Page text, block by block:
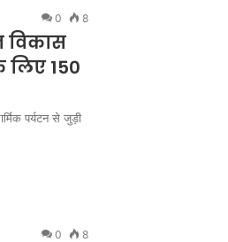
0 8
विकास
लिए 150
पर्यटन से जुड़ी
0 8